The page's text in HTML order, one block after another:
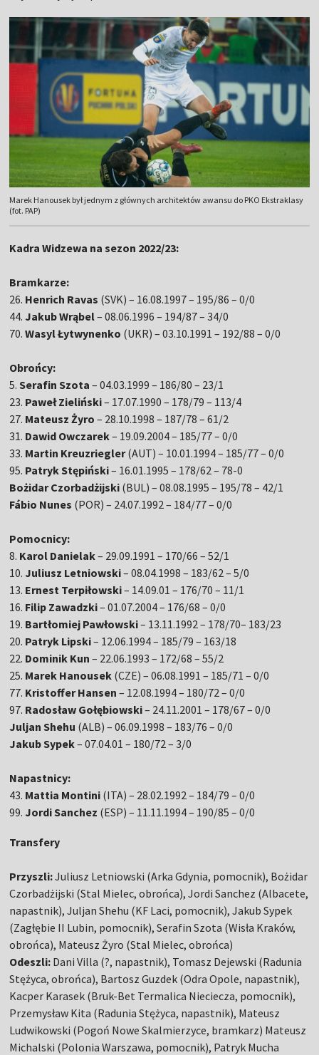
Marek Hanousek był jednym z głównych architektów awansu do PKO Ekstraklasy
(fot. PAP)
Kadra Widzewa na sezon 2022/23:
Bramkarze:
26. Henrich Ravas (SVK) – 16.08.1997 – 195/86 – 0/0
44. Jakub Wrąbel– 08.06.1996 – 194/87 – 34/0
70.Wasyl Łytwynenko (UKR) – 03.10.1991 – 192/88 – 0/0
Obrońcy:
5.Serafin Szota – 04.03.1999 – 186/80 – 23/1
23. Paweł Zieliński– 17.07.1990 – 178/79 – 113/4
27. Mateusz Żyro – 28.10.1998 – 187/78 – 61/2
31. Dawid Owczarek– 19.09.2004 – 185/77 – 0/0
33. Martin Kreuzriegler(AUT) – 10.01.1994 – 185/77 – 0/0
95. Patryk Stępiński– 16.01.1995 – 178/62 – 78-0
Bożidar Czorbadżijski (BUL) – 08.08.1995 – 195/78 – 42/1
Fábio Nunes (POR) – 24.07.1992 – 184/77 – 0/0
Pomocnicy:
8. Karol Danielak– 29.09.1991 – 170/66 – 52/1
10. Juliusz Letniowski– 08.04.1998 – 183/62 – 5/0
13. Ernest Terpiłowski– 14.09.01 – 176/70 – 11/1
16. Filip Zawadzki– 01.07.2004 – 176/68 – 0/0
19. Bartłomiej Pawłowski– 13.11.1992 – 178/70– 183/23
20. Patryk Lipski– 12.06.1994 – 185/79 – 163/18
22. Dominik Kun – 22.06.1993 – 172/68 – 55/2
25. Marek Hanousek (CZE) – 06.08.1991 – 185/71 – 0/0
77. Kristoffer Hansen – 12.08.1994 – 180/72 – 0/0
97. Radosław Gołębiowski– 24.11.2001 – 178/67 – 0/0
Juljan Shehu (ALB) – 06.09.1998 – 183/76 – 0/0
Jakub Sypek– 07.04.01 – 180/72 – 3/0
Napastnicy:
43. Mattia Montini (ITA) – 28.02.1992 – 184/79 – 0/0
99. Jordi Sanchez (ESP) – 11.11.1994 – 190/85 – 0/0
Transfery
Przyszli:Juliusz Letniowski (Arka Gdynia, pomocnik), Bożidar
Czorbadżijski (Stal Mielec, obrońca), Jordi Sanchez (Albacete,
napastnik), Juljan Shehu (KF Laci, pomocnik), Jakub Sypek
(Zagłębie II Lubin, pomocnik), Serafin Szota (Wisła Kraków,
obrońca), Mateusz Żyro (Stal Mielec, obrońca)
Odeszli: Dani Villa (?, napastnik), Tomasz Dejewski (Radunia
Stężyca, obrońca), Bartosz Guzdek (Odra Opole, napastnik),
Kacper Karasek (Bruk-Bet Termalica Nieciecza, pomocnik),
Przemysław Kita (Radunia Stężyca, napastnik), Mateusz
Ludwikowski (Pogoń Nowe Skalmierzyce, bramkarz) Mateusz
Michalski (Polonia Warszawa, pomocnik), Patryk Mucha